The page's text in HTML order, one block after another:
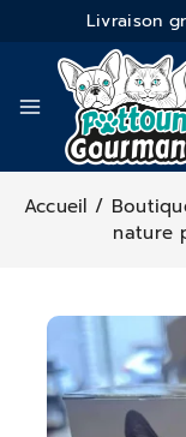
Livraison
Accueil /
nature